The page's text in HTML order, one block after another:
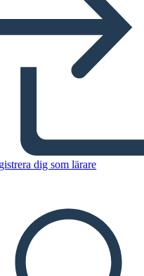
dig som lärare
6 Hücre
storyboard